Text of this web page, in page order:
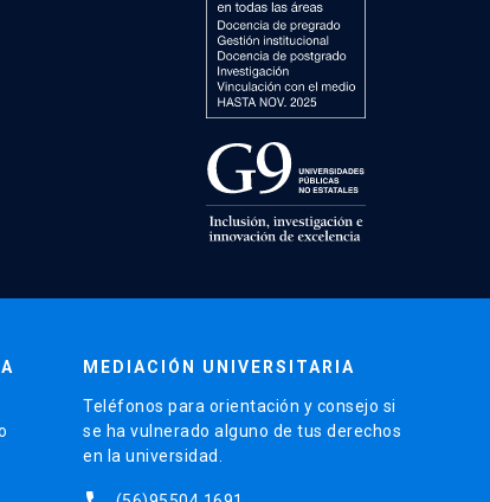
MEDIACIÓN UNIVERSITARIA
Teléfonos para orientación y consejo si
se ha vulnerado alguno de tus derechos
en la universidad.